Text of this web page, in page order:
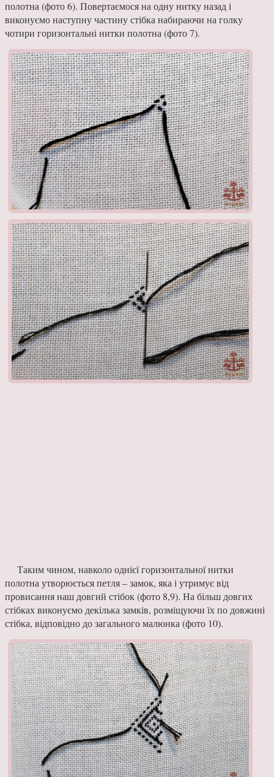
полотна (фото 6). Повертаємося на одну нитку назад і
виконуємо наступну частину стібка набираючи на голку
чотири горизонтальні нитки полотна (фото 7).
Таким чином, навколо однієї горизонтальної нитки
полотна утворюється петля ‒ замок, яка і утримує від
провисання наш довгий стібок (фото 8,9). На більш довгих
стібках виконуємо декілька замків, розміщуючи їх по довжині
стібка, відповідно до загального малюнка (фото 10).